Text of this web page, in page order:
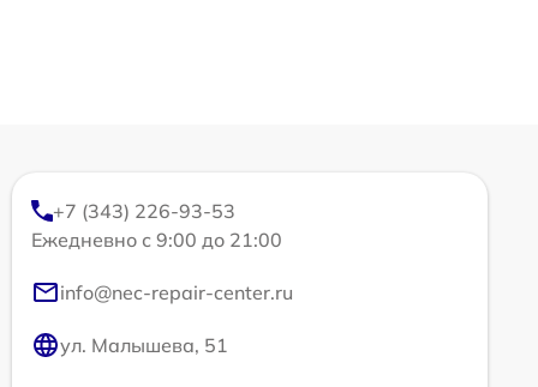
+7 (343) 226-93-53
Ежедневно с 9:00 до 21:00
info@nec-repair-center.ru
ул. Малышева, 51